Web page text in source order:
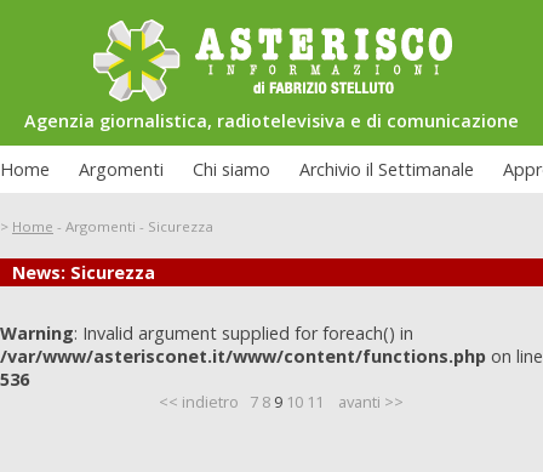
Agenzia giornalistica, radiotelevisiva e di comunicazione
Home Argomenti Chi siamo Archivio il Settimanale
> Home - Argomenti - Sicurezza
News: Sicurezza
Warning: Invalid argument supplied for foreach() in
/var/www/asterisconet.it/www/content/functions.php on line
536
<< indietro 7 8 9 10 11 avanti >>